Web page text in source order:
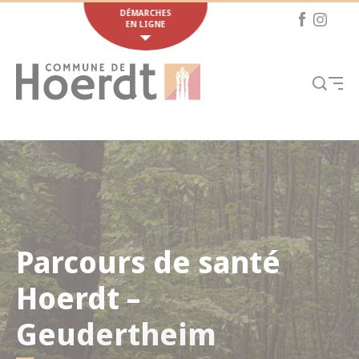
DÉMARCHES
EN LIGNE
Parcours de santé
Hoerdt –
Geudertheim
Cookies management panel